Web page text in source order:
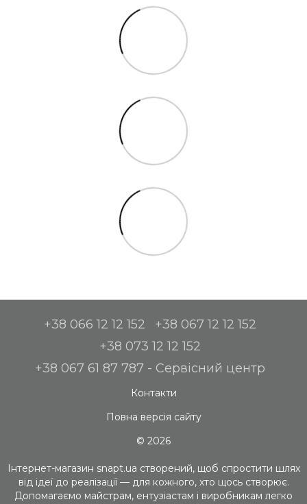
+38 066 12 12 152
+38 067 12 12 152
+38 073 12 12 152
+38 067 61 87 787 - Сервісний центр
Контакти
Повна версія сайту
© 2026
Інтернет-магазин snapt.ua створений, щоб спростити шлях
від ідеї до реалізації — для кожного, хто щось створює.
Допомагаємо майстрам, ентузіастам і виробникам легко